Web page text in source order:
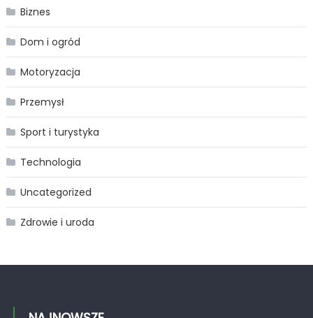
Biznes
Dom i ogród
Motoryzacja
Przemysł
Sport i turystyka
Technologia
Uncategorized
Zdrowie i uroda